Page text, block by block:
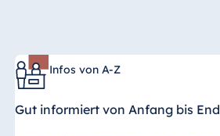
Infos von A-Z
Gut informiert von Anfang bis